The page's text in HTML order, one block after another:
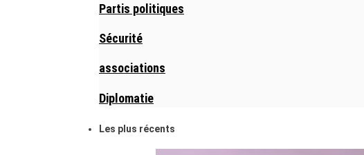
Partis politiques
Sécurité
associations
Diplomatie
Les plus récents